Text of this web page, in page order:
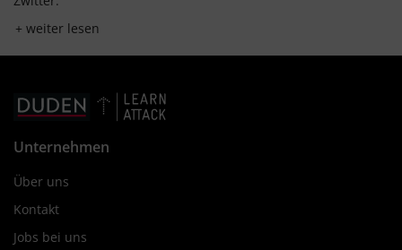
weiter lesen
Unternehmen
Über uns
Kontakt
Jobs bei uns